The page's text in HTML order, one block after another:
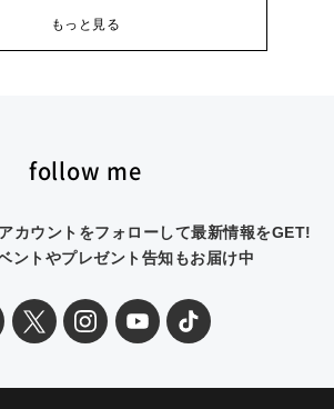
もっと見る
follow me
カウントをフォローして最新情報をGET!
ントやプレゼント告知もお届け中